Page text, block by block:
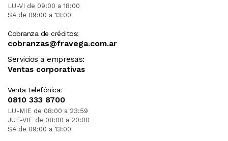
LU-VI de 09:00 a 18:00
SA de 09:00 a 13:00
Cobranza de créditos:
cobranzas@fravega.com.ar
Servicios a empresas:
Ventas corporativas
Venta telefónica:
0810 333 8700
LU-MIE de 08:00 a 23:59
JUE-VIE de 08:00 a 20:00
SA de 09:00 a 13:00